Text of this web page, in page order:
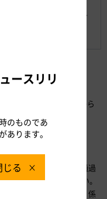
8,100円～
始します。
用開始日の前月の1日から
口インターチェンジを通過
からお申し込みください。
トで引換画面を提示し、係
ースリリ
のものであ
あります。
る